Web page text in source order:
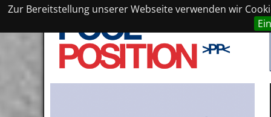
Zur Bereitstellung unserer Webseite verwenden wir